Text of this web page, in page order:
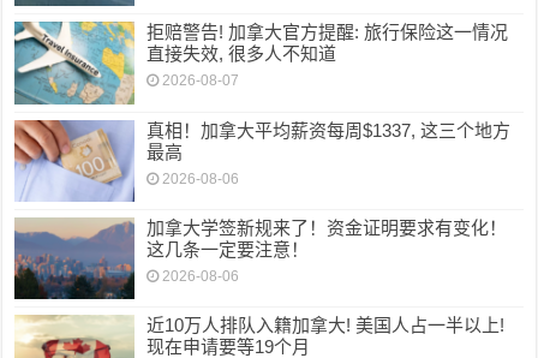
拒赔警告! 加拿大官方提醒: 旅行保险这一情况
直接失效, 很多人不知道
2026-08-07
真相！加拿大平均薪资每周$1337, 这三个地方
最高
2026-08-06
加拿大学签新规来了！资金证明要求有变化！
这几条一定要注意！
2026-08-06
近10万人排队入籍加拿大! 美国人占一半以上!
现在申请要等19个月